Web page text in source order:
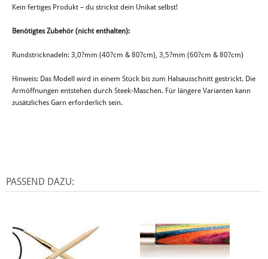
Kein fertiges Produkt – du strickst dein Unikat selbst!
Benötigtes Zubehör (nicht enthalten):
Rundstricknadeln: 3,0?mm (40?cm & 80?cm), 3,5?mm (60?cm & 80?cm)
Hinweis: Das Modell wird in einem Stück bis zum Halsausschnitt gestrickt. Die
Armöffnungen entstehen durch Steek-Maschen. Für längere Varianten kann
zusätzliches Garn erforderlich sein.
PASSEND DAZU: